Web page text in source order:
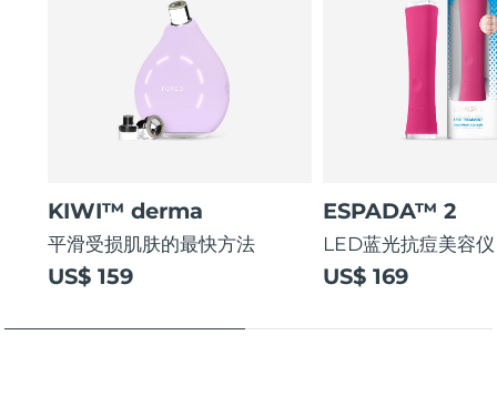
KIWI™ derma
平滑受损肌肤的最快方法
US$ 159
ESPADA™ 2
LED蓝光抗痘美容仪
US$ 169